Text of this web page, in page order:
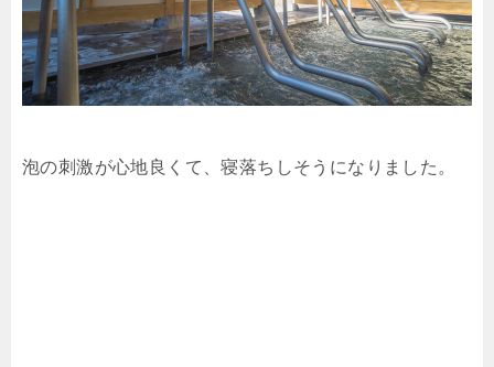
泡の刺激が心地良くて、寝落ちしそうになりました。